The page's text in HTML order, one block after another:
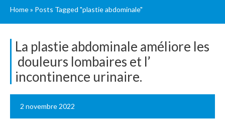
Home» Posts Tagged "plastie abdominale"
La plastie abdominale améliore les
douleurs lombaires et l’
incontinence urinaire.
2 novembre 2022